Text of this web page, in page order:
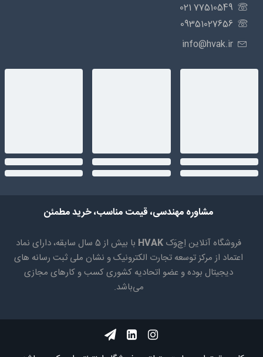
77510549 021
09351027656
info@hvak.ir
مشاوره مهندسی، قیمت مناسب، خرید مطمئن
فروشگاه آنلاین اِچ‌وَک HVAK
با بیش از 5 سال سابقه، دارای نماد
اعتماد از مرکز توسعه تجارت الکترونیک و نشان ملی ثبت رسانه های
دیجیتال بوده و عضو اتحادیه کشوری کسب و کارهای مجازی
می‌باشد.